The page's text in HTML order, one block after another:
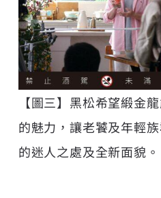
【圖三】黑松希望緞金
的魅力，讓老饕及年輕
的迷人之處及全新面貌。